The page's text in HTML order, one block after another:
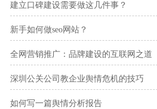
建立口碑建设需要做这几件事？
新手如何做seo网站？
全网营销推广：品牌建设的互联网之道
深圳公关公司教企业舆情危机的技巧
如何写一篇舆情分析报告